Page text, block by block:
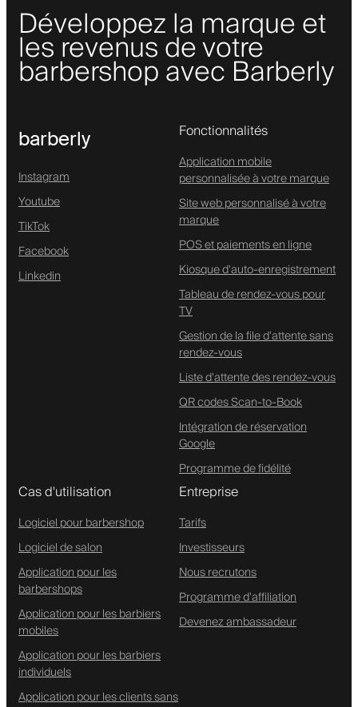
Développez la marque et
les revenus de votre
barbershop avec Barberly
barberly
Instagram
Youtube
TikTok
Facebook
Linkedin
Fonctionnalités
Application mobile
personnalisée à votre marque
Site web personnalisé à votre
marque
POS et paiements en ligne
Kiosque d'auto-enregistrement
Tableau de rendez-vous pour
TV
Gestion de la file d'attente sans
rendez-vous
Liste d'attente des rendez-vous
QR codes Scan-to-Book
Intégration de réservation
Google
Programme de fidélité
Cas d'utilisation
Logiciel pour barbershop
Logiciel de salon
Application pour les
barbershops
Application pour les barbiers
mobiles
Application pour les barbiers
individuels
Application pour les clients sans
Entreprise
Tarifs
Investisseurs
Nous recrutons
Programme d'affiliation
Devenez ambassadeur